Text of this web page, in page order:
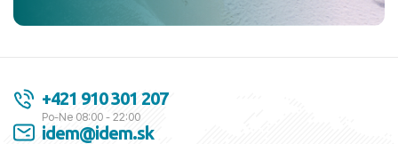
+421 910 301 207
Po-Ne 08:00 - 22:00
idem@idem.sk